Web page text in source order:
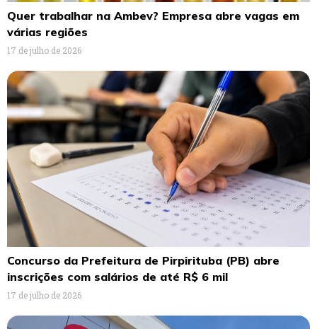
Quer trabalhar na Ambev? Empresa abre vagas em
várias regiões
17 de julho de 2026
Concurso da Prefeitura de Pirpirituba (PB) abre
inscrições com salários de até R$ 6 mil
17 de julho de 2026